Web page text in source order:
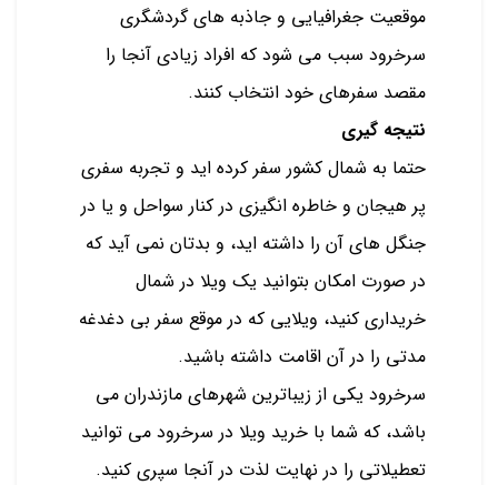
موقعیت جغرافیایی و جاذبه های گردشگری
سرخرود سبب می شود که افراد زیادی آنجا را
مقصد سفرهای خود انتخاب کنند.
نتیجه گیری
حتما به شمال کشور سفر کرده اید و تجربه سفری
پر هیجان و خاطره انگیزی در کنار سواحل و یا در
جنگل های آن را داشته اید، و بدتان نمی آید که
در صورت امکان بتوانید یک ویلا در شمال
خریداری کنید، ویلایی که در موقع سفر بی دغدغه
مدتی را در آن اقامت داشته باشید.
سرخرود یکی از زیباترین شهرهای مازندران می
باشد، که شما با خرید ویلا در سرخرود می توانید
تعطیلاتی را در نهایت لذت در آنجا سپری کنید.